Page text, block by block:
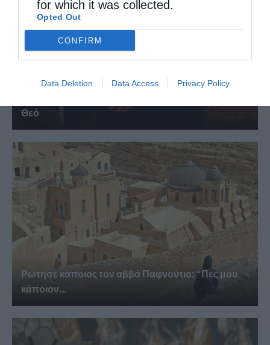
for which it was collected.
Opted Out
CONFIRM
Data Deletion Data Access Privacy Policy
Θεό
Ρώτησε κάποιος τον αββά Παφνούτιο: “Πες μου
κάποιον...